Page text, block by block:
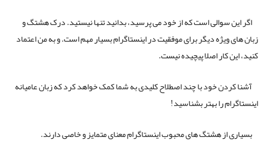
اگر این سوالی است که از خود می پرسید، بدانید تنها نیستید. درک هشتگ و
زبان های ویژه دیگر برای موفقیت در اینستاگرام بسیار مهم است. و به من اعتماد
کنید، این کار اصلا پیچیده نیست.
آشنا کردن خود با چند اصطلاح کلیدی به شما کمک خواهد کرد که زبان عامیانه
اینستاگرام را بهتر بشناسید!
بسیاری از هشتگ های محبوب اینستاگرام معنای متمایز و خاصی دارند.